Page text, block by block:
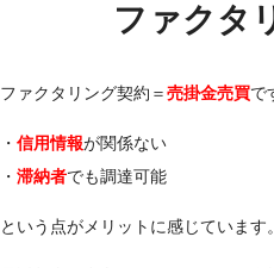
ファクタ
ファクタリング契約＝売掛金売買で
・ 信用情報が関係ない
・ 滞納者でも調達可能
という点がメリットに感じています。